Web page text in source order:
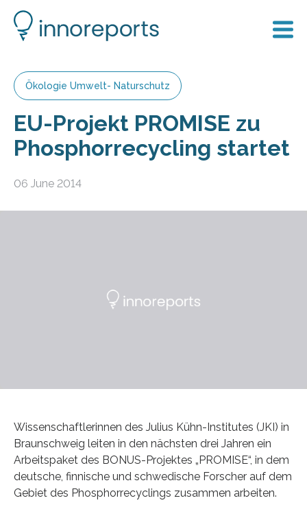
Ökologie Umwelt- Naturschutz
EU-Projekt PROMISE zu
Phosphorrecycling startet
06 June 2014
Wissenschaftlerinnen des Julius Kühn-Institutes (JKI) in
Braunschweig leiten in den nächsten drei Jahren ein
Arbeitspaket des BONUS-Projektes „PROMISE“, in dem
deutsche, finnische und schwedische Forscher auf dem
Gebiet des Phosphorrecyclings zusammen arbeiten.